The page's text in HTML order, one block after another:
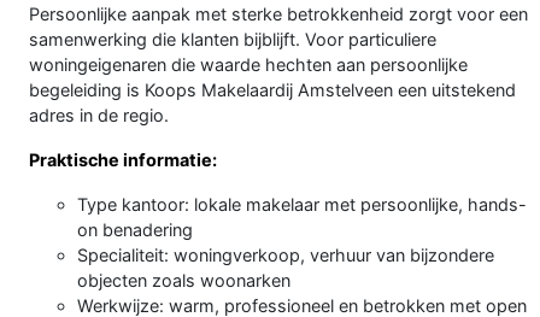
Persoonlijke aanpak met sterke betrokkenheid zorgt voor een
samenwerking die klanten bijblijft. Voor particuliere
woningeigenaren die waarde hechten aan persoonlijke
begeleiding is Koops Makelaardij Amstelveen een uitstekend
adres in de regio.
Praktische informatie:
Type kantoor: lokale makelaar met persoonlijke, hands-
on benadering
Specialiteit: woningverkoop, verhuur van bijzondere
objecten zoals woonarken
Werkwijze: warm, professioneel en betrokken met open